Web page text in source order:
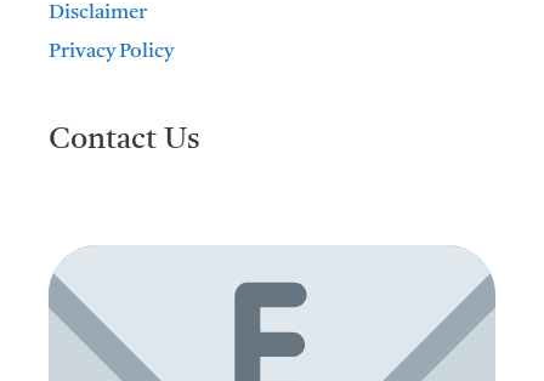
Disclaimer
Privacy Policy
Contact Us